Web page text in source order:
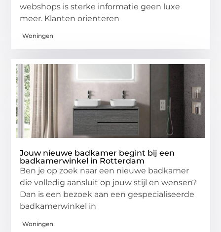
webshops is sterke informatie geen luxe
meer. Klanten orienteren
Woningen
Jouw nieuwe badkamer begint bij een
badkamerwinkel in Rotterdam
Ben je op zoek naar een nieuwe badkamer
die volledig aansluit op jouw stijl en wensen?
Dan is een bezoek aan een gespecialiseerde
badkamerwinkel in
Woningen